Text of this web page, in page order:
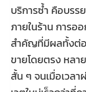
บริการซ้ำ คือบรร
ภายในร้าน การอ
สำคัญที่มีผลทั้งต่
ขายโดยตรง หลา
สั้น ๆ จนเมื่อเวล